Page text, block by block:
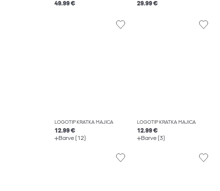
49.99 € 29.99 €
LOGOTIP KRATKA MAJICA
12.99 €
Barve (12)
LOGOTIP KRATKA MAJICA
12.99 €
Barve (3)